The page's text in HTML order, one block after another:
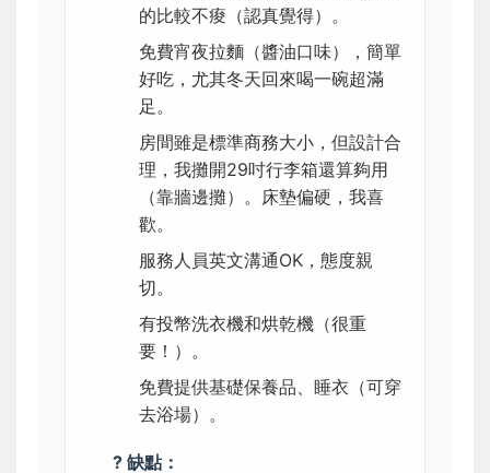
的比較不痠（認真覺得）。
免費宵夜拉麵（醬油口味），簡單
好吃，尤其冬天回來喝一碗超滿
足。
房間雖是標準商務大小，但設計合
理，我攤開29吋行李箱還算夠用
（靠牆邊攤）。床墊偏硬，我喜
歡。
服務人員英文溝通OK，態度親
切。
有投幣洗衣機和烘乾機（很重
要！）。
免費提供基礎保養品、睡衣（可穿
去浴場）。
? 缺點：